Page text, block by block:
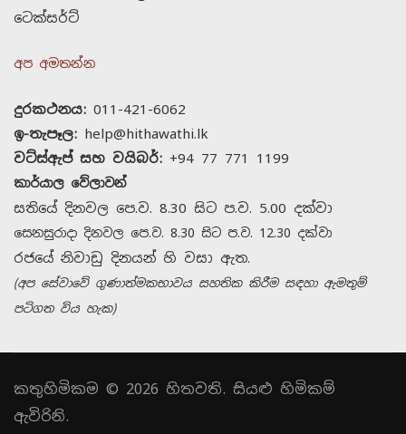
ටෙක්සර්ට්
අප අමතන්න
දුරකථනය: 011-421-6062
ඉ-තැපෑල: help@hithawathi.lk
වට්ස්ඇප් සහ වයිබර්: +94 77 771 1199
කාර්යාල වේලාවන්
සතියේ දිනවල පෙ.ව. 8.30 සිට ප.ව. 5.00 දක්වා
සෙනසුරාදා දිනවල පෙ.ව. 8.30 සිට ප.ව. 12.30 දක්වා
රජයේ නිවාඩු දිනයන් හි වසා ඇත.
(අප සේවාවේ ගුණාත්මකභාවය සහතික කිරීම සඳහා ඇමතුම්
පටිගත විය හැක)
කතුහිමිකම © 2026 හිතවති. සියළු හිමිකම්
ඇවිරිනි.